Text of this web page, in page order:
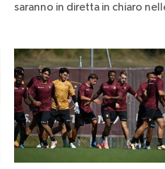
saranno in diretta in chiaro